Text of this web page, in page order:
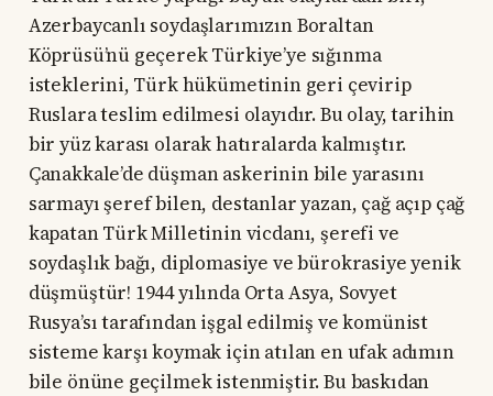
Azerbaycanlı soydaşlarımızın Boraltan
Köprüsü’nü geçerek Türkiye’ye sığınma
isteklerini, Türk hükümetinin geri çevirip
Ruslara teslim edilmesi olayıdır. Bu olay, tarihin
bir yüz karası olarak hatıralarda kalmıştır.
Çanakkale’de düşman askerinin bile yarasını
sarmayı şeref bilen, destanlar yazan, çağ açıp çağ
kapatan Türk Milletinin vicdanı, şerefi ve
soydaşlık bağı, diplomasiye ve bürokrasiye yenik
düşmüştür! 1944 yılında Orta Asya, Sovyet
Rusya’sı tarafından işgal edilmiş ve komünist
sisteme karşı koymak için atılan en ufak adımın
bile önüne geçilmek istenmiştir. Bu baskıdan